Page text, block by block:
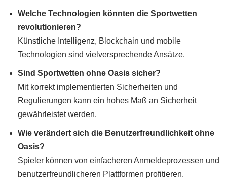
Welche Technologien könnten die Sportwetten
revolutionieren?
Künstliche Intelligenz, Blockchain und mobile
Technologien sind vielversprechende Ansätze.
Sind Sportwetten ohne Oasis sicher?
Mit korrekt implementierten Sicherheiten und
Regulierungen kann ein hohes Maß an Sicherheit
gewährleistet werden.
Wie verändert sich die Benutzerfreundlichkeit ohne
Oasis?
Spieler können von einfacheren Anmeldeprozessen und
benutzerfreundlicheren Plattformen profitieren.